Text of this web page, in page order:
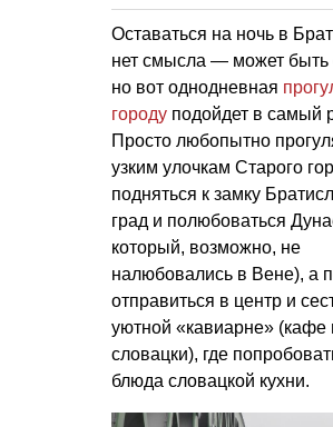
Оставаться на ночь в
нет смысла — может быть
но вот однодневная
городу подойдет в самый
Просто любопытно
узким улочкам Старого
подняться к замку
град и полюбоваться
который, возможно, не
налюбовались в Вене), а
отправиться в центр и
уютной «кавиарне» (кафе
словацки), где
блюда словацкой кухни.